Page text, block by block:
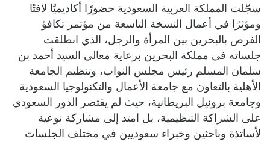
سجّلت المملكة العربية السعودية حضورًا أكاديميًا لافتًا
ومؤثرًا في أعمال النسخة التاسعة من مؤتمر تكافؤ
الفرص بالبحرين بين المرأة والرجل، الذي انطلقت
جلساته في مملكة البحرين برعاية معالي السيد أحمد بن
سلمان المسلم رئيس مجلس النواب، وتنظيم الجامعة
الأهلية بالتعاون مع جامعة الأعمال والتكنولوجيا السعودية
وجامعة برونيل البريطانية، حيث لم يقتصر الدور السعودي
على الشراكة التنظيمية، بل امتد إلى مشاركة نوعية
لأساتذة وباحثين وخبراء سعوديين في مختلف الجلسات